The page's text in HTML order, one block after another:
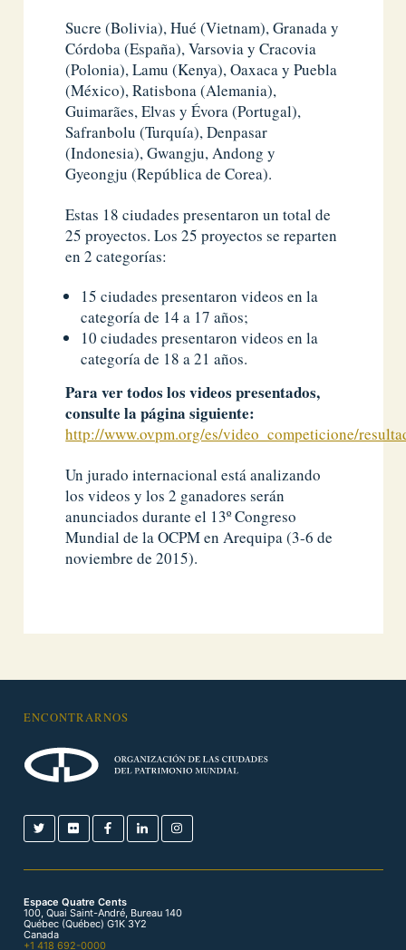
Sucre (Bolivia), Hué (Vietnam), Granada y
Córdoba (España), Varsovia y Cracovia
(Polonia), Lamu (Kenya), Oaxaca y Puebla
(México), Ratisbona (Alemania),
Guimarães, Elvas y Évora (Portugal),
Safranbolu (Turquía), Denpasar
(Indonesia), Gwangju, Andong y
Gyeongju (República de Corea).
Estas 18 ciudades presentaron un total de
25 proyectos. Los 25 proyectos se reparten
en 2 categorías:
15 ciudades presentaron videos en la
categoría de 14 a 17 años;
10 ciudades presentaron videos en la
categoría de 18 a 21 años.
Para ver todos los videos presentados,
consulte la página siguiente:
http://www.ovpm.org/es/video_competicione/
Un jurado internacional está analizando
los videos y los 2 ganadores serán
anunciados durante el 13º Congreso
Mundial de la OCPM en Arequipa (3-6 de
noviembre de 2015).
ENCONTRARNOS
Espace Quatre Cents
100, Quai Saint-André, Bureau 140
Québec (Québec) G1K 3Y2
Canada
+1 418 692-0000